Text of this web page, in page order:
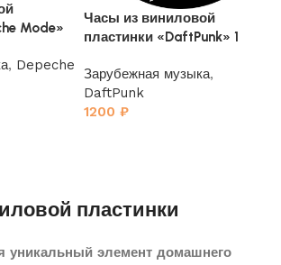
Mode»
, Depeche
Часы из виниловой
пластинки «DaftPunk» 1
Зарубежная музыка,
DaftPunk
1200 ₽
пластинки
уникальный элемент домашнего